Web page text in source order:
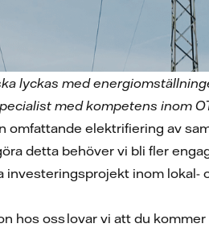
lyckas med
med kompetens inom
omfattande elektrifiering av
detta behöver vi bli fler
inom lokal-
hos oss lovar vi att du